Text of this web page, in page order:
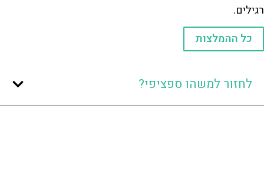
רגילים.
כל ההמלצות
לחזור למשהו ספציפי?